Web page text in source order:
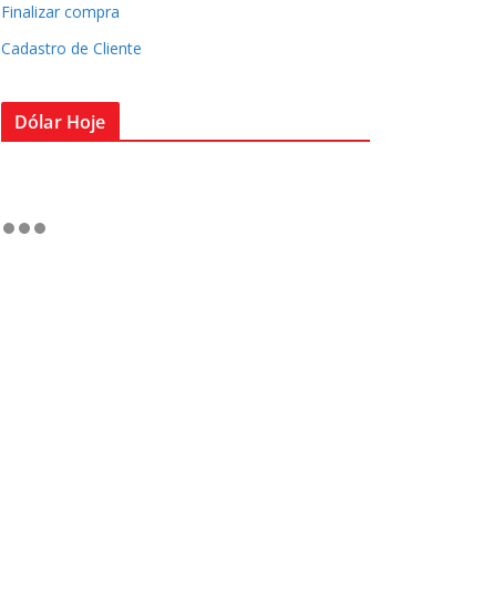
Finalizar compra
Cadastro de Cliente
Dólar Hoje